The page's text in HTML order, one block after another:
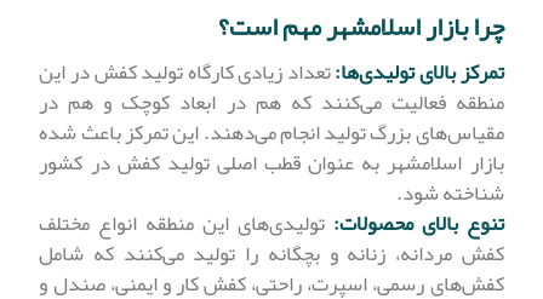
چرا بازار اسلامشهر مهم است؟
تمرکز بالای تولیدی‌ها:تعداد زیادی کارگاه تولید کفش در این
منطقه فعالیت می‌کنند که هم در ابعاد کوچک و هم در
مقیاس‌های بزرگ تولید انجام می‌دهند. این تمرکز باعث شده
بازار اسلامشهر به عنوان قطب اصلی تولید کفش در کشور
شناخته شود.
تنوع بالای محصولات: تولیدی‌های این منطقه انواع مختلف
کفش مردانه، زنانه و بچگانه را تولید می‌کنند که شامل
کفش‌های رسمی، اسپرت، راحتی، کفش کار و ایمنی، صندل و